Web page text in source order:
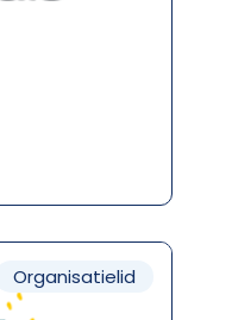
Organisatielid